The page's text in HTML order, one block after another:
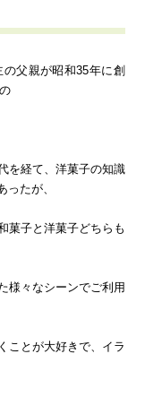
父親が昭和35年に創
を経て、洋菓子の知識
たが、
菓子と洋菓子どちらも
様々なシーンでご利用
ことが大好きで、イラ